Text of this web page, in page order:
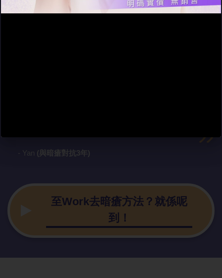
- Yan (與暗瘡對抗3年)
至Work去暗瘡方法？就係呢
到！